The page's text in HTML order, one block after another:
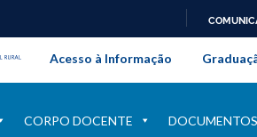
da
Acesso à Informação
CORPO DOCENTE